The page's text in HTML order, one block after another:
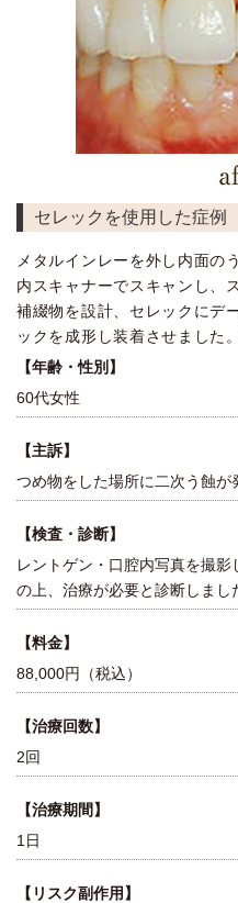
セレックを使用した症例
メタルインレーを外し内面の
内スキャナーでスキャンし、
補綴物を設計、セレックにデ
ックを成形し装着させました
【年齢・性別】
60代女性
【主訴】
つめ物をした場所に二次う蝕が
【検査・診断】
レントゲン・口腔内写真を撮
の上、治療が必要と診断しまし
【料金】
88,000円（税込）
【治療回数】
2回
【治療期間】
1日
【リスク副作用】